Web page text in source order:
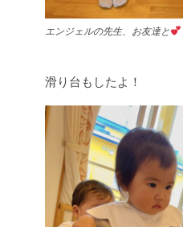
エンジェルの先生、お友達と
滑り台もしたよ！